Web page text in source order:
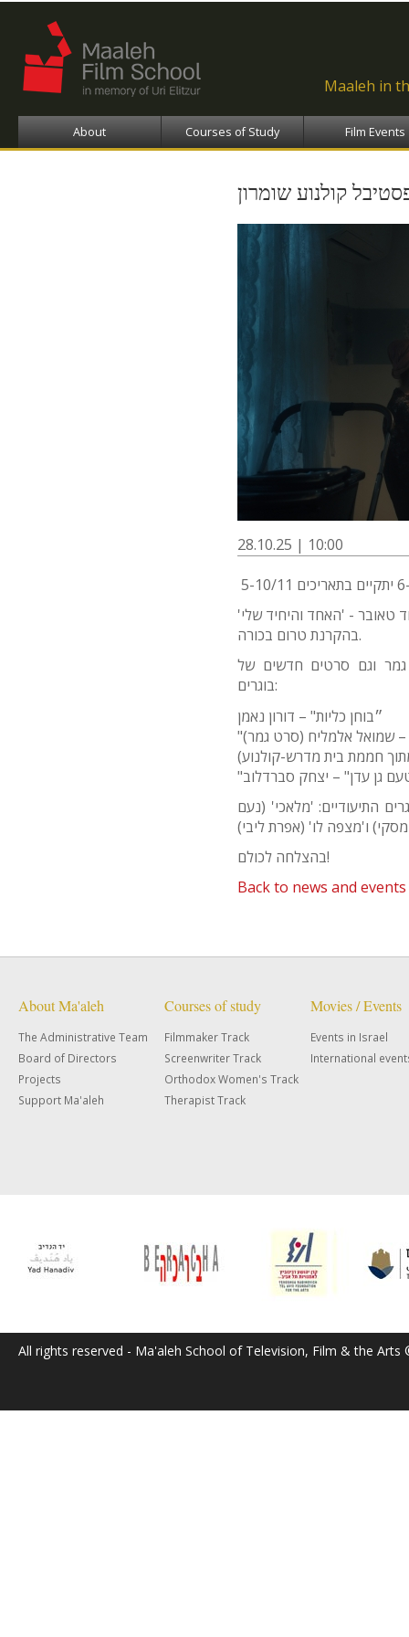
Maaleh in
About Courses of Study Film Events
קולנוע שומרון
28.10.25 | 10:00
טאובר - 'האחד והיחיד שלי'
בהקרנת טרום בכורה.
וגם סרטים חדשים של
בוגרים:
– שמואל אלמליח (סרט גמר)
חממת בית מדרש-קולנוע)
גן עדן" – יצחק סברדלוב
התיעודיים: 'מלאכי' (נעם
בהצלחה לכולם!
Back to news and
About Ma'aleh
The Administrative Team
Board of Directors
Projects
Support Ma'aleh
Courses of study
Filmmaker Track
Screenwriter Track
Orthodox Women's Track
Therapist Track
Movies / Events
Events in Israel
International
All rights reserved - Ma'aleh School of Television, Film & the